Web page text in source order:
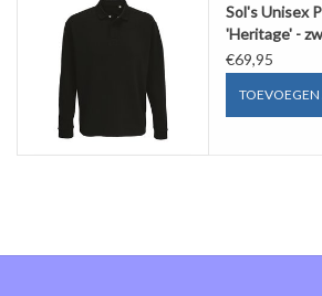
Sol's Unisex
'Heritage' -
€69,95